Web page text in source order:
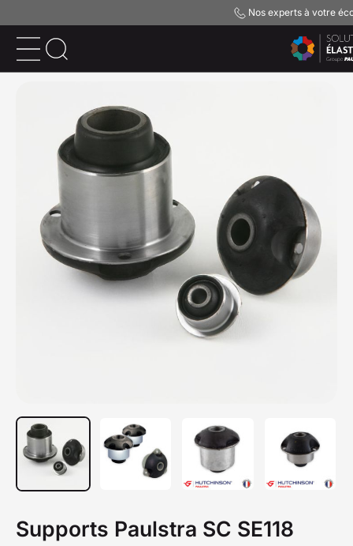
Nos experts à votre
Supports Paulstra SC SE118